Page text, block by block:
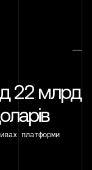
22 млрд
платформи